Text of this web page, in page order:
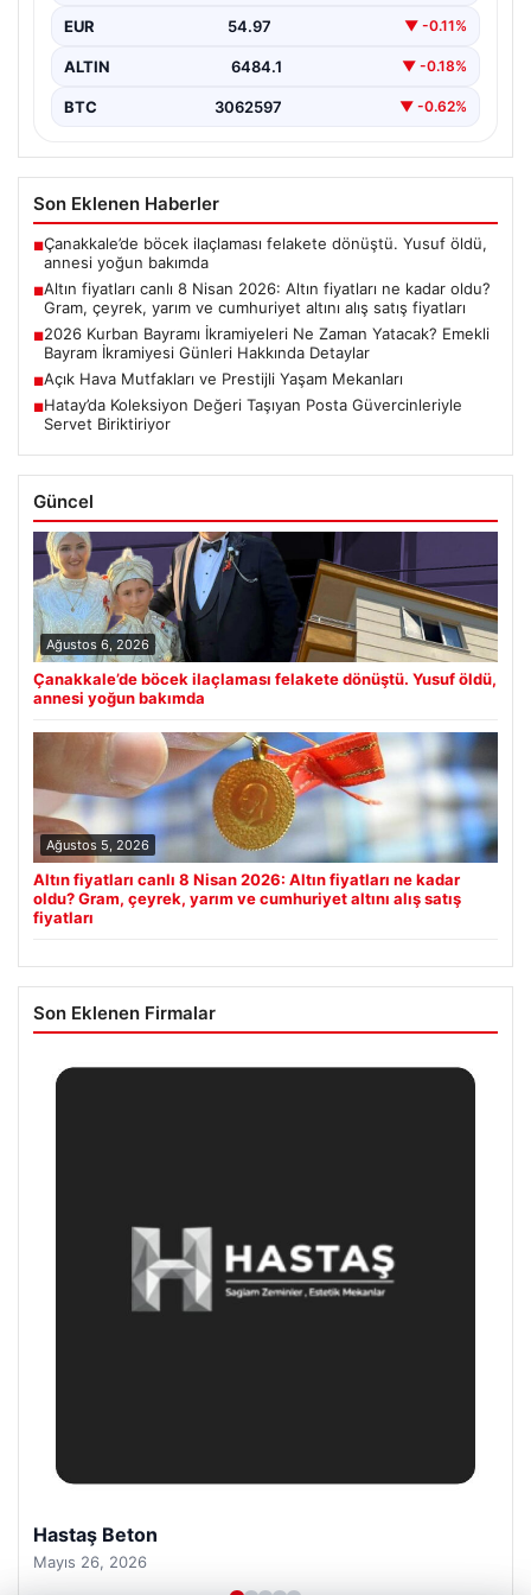
EUR 54.97 ▼ -0.11%
ALTIN 6484.1 ▼ -0.18%
BTC 3062597 ▼ -0.62%
Son Eklenen Haberler
■Çanakkale’de böcek ilaçlaması felakete dönüştü. Yusuf öldü,
annesi yoğun bakımda
■Altın fiyatları canlı 8 Nisan 2026: Altın fiyatları ne kadar oldu?
Gram, çeyrek, yarım ve cumhuriyet altını alış satış fiyatları
■2026 Kurban Bayramı İkramiyeleri Ne Zaman Yatacak? Emekli
Bayram İkramiyesi Günleri Hakkında Detaylar
■Açık Hava Mutfakları ve Prestijli Yaşam Mekanları
■Hatay’da Koleksiyon Değeri Taşıyan Posta Güvercinleriyle
Servet Biriktiriyor
Güncel
Ağustos 6, 2026
Çanakkale’de böcek ilaçlaması felakete dönüştü. Yusuf öldü,
annesi yoğun bakımda
Ağustos 5, 2026
Altın fiyatları canlı 8 Nisan 2026: Altın fiyatları ne kadar
oldu? Gram, çeyrek, yarım ve cumhuriyet altını alış satış
fiyatları
Son Eklenen Firmalar
Prenses Night Club
Nisan 29, 2026